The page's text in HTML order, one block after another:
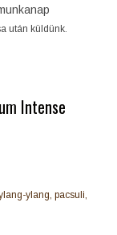
után küldünk.
Intense
ylang, pacsuli,